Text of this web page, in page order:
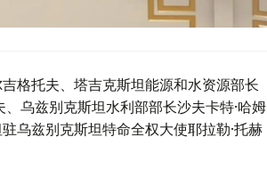
格托夫、塔吉克斯坦能源和水资源部长
乌兹别克斯坦水利部部长沙夫卡特·哈姆
乌兹别克斯坦特命全权大使耶拉勒·托赫